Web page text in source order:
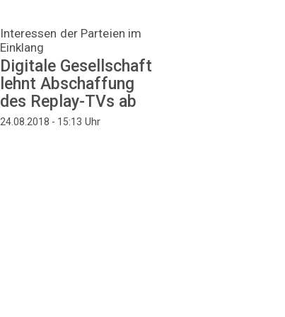
Interessen der Parteien im
Einklang
Digitale Gesellschaft
lehnt Abschaffung
des Replay-TVs ab
24.08.2018 - 15:13 Uhr